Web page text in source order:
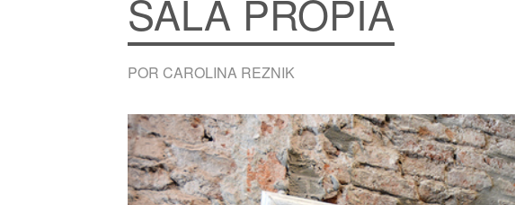
SALA PROPIA
POR CAROLINA REZNIK